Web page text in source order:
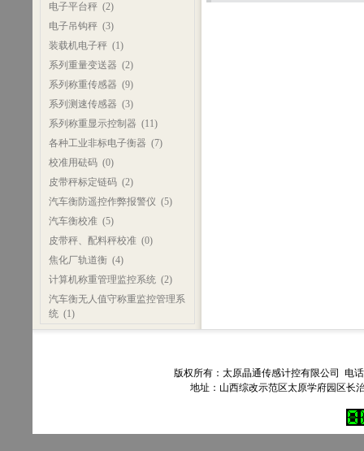
电子平台秤(2)
电子吊钩秤(3)
装载机电子秤(1)
系列重量变送器 (2)
系列称重传感器 (9)
系列测速传感器 (3)
系列称重显示控制器 (11)
各种工业非标电子衡器 (7)
校准用砝码(0)
皮带秤标定链码(2)
汽车衡防遥控作弊报警仪 (5)
汽车衡校准(5)
皮带秤、配料秤校准(0)
焦化厂轨道衡(4)
计算机称重管理监控系统(2)
汽车衡无人值守称重监控管理系
统(1)
版权所有：太原晶通传感计控有限公司 电
地址：山西综改示范区太原学府园区长